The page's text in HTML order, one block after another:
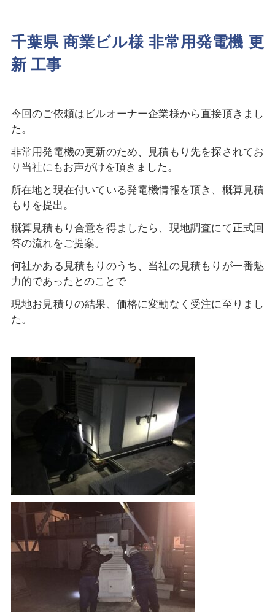
千葉県 商業ビル様 非常用発電機 更
新 工事
今回のご依頼はビルオーナー企業様から直接頂きまし
た。
非常用発電機の更新のため、見積もり先を探されてお
り当社にもお声がけを頂きました。
所在地と現在付いている発電機情報を頂き、概算見積
もりを提出。
概算見積もり合意を得ましたら、現地調査にて正式回
答の流れをご提案。
何社かある見積もりのうち、当社の見積もりが一番魅
力的であったとのことで
現地お見積りの結果、価格に変動なく受注に至りまし
た。